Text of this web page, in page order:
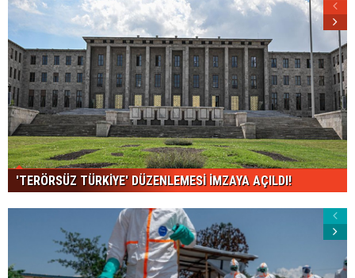
'TERÖRSÜZ TÜRKİYE' DÜZENLEMESİ İMZAYA AÇILDI!